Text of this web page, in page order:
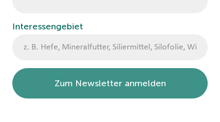
Interessengebiet
Zum Newsletter anmelden